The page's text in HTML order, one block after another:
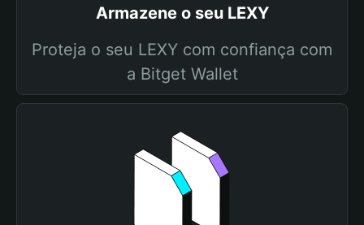
Armazene o seu LEXY
Proteja o seu LEXY com confiança com
a Bitget Wallet